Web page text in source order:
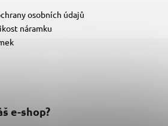
osobních údajů
náramku
e-shop?